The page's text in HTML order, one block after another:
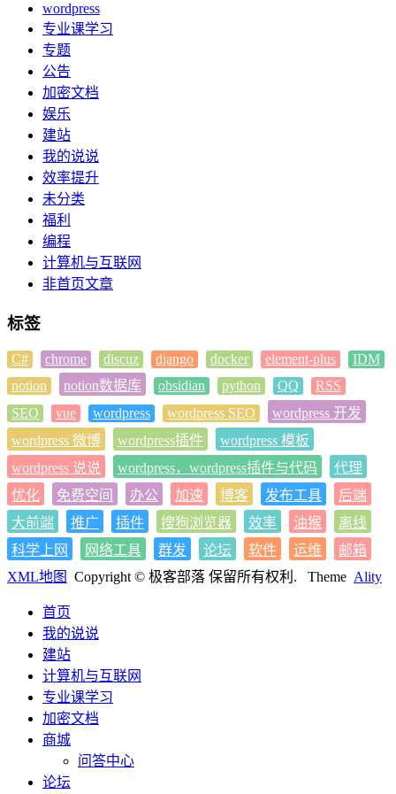
wordpress
专业课学习
专题
公告
加密文档
娱乐
建站
我的说说
效率提升
未分类
福利
编程
计算机与互联网
非首页文章
标签
C# chrome discuz django docker element-plus
IDM
notion
notion数据库 obsidian python QQ
RSS
SEO
vue wordpress wordpress SEO
wordpress 开发
wordpress 微博
wordpress插件
wordpress 模板
wordpress 说说
wordpress，wordpress插件与代码
代理
优化
免费空间 办公 加速 博客 发布工具
后端
大前端
推广 插件 搜狗浏览器 效率 油猴
离线
科学上网
网络工具 群发 论坛 软件 运维
邮箱
XML地图
Copyright © 极客部落 保留所有权利. Theme Ality
首页
我的说说
建站
计算机与互联网
专业课学习
加密文档
商城
问答中心
论坛